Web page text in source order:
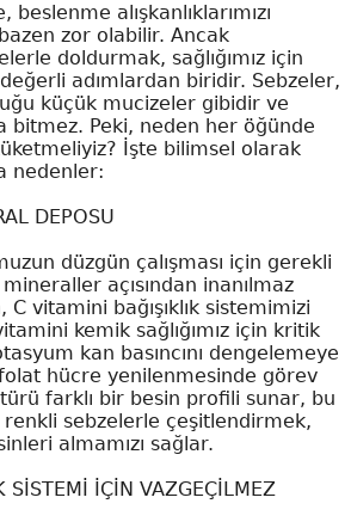
alışkanlıklarımızı
zor olabilir. Ancak
doldurmak, sağlığımız için
adımlardan biridir. Sebzeler,
küçük mucizeler gibidir ve
bitmez. Peki, neden her öğünde
İşte bilimsel olarak
nedenler:
DEPOSU
düzgün çalışması için gerekli
açısından inanılmaz
vitamini bağışıklık sistemimizi
kemik sağlığımız için kritik
kan basıncını dengelemeye
hücre yenilenmesinde görev
farklı bir besin profili sunar, bu
renkli sebzelerle çeşitlendirmek,
almamızı sağlar.
SİSTEMİ İÇİN VAZGEÇİLMEZ